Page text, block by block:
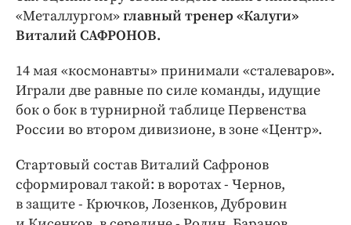
Интересное чтиво
Клиника года
Работодатель года
«Металлургом»главный тренер «Калуги»
Виталий САФРОНОВ.
14 мая «космонавты» принимали «сталеваров».
Играли две равные по силе команды, идущие
бок о бок в турнирной таблице Первенства
России во втором дивизионе, в зоне «Центр».
Стартовый состав Виталий Сафронов
сформировал такой: в воротах - Чернов,
в защите - Крючков, Лозенков, Дубровин